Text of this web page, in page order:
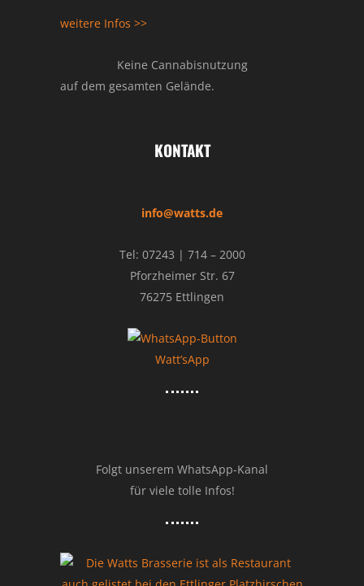
weitere Infos >>
Keine Cannabisnutzung
auf dem gesamten Gelände.
KONTAKT
info@watts.de
Tel: 07243 | 714 – 2000
Pforzheimer Str. 67
76275 Ettlingen
Watt’sApp
Folgt unserem WhatsApp-Kanal
für viele tolle Infos!